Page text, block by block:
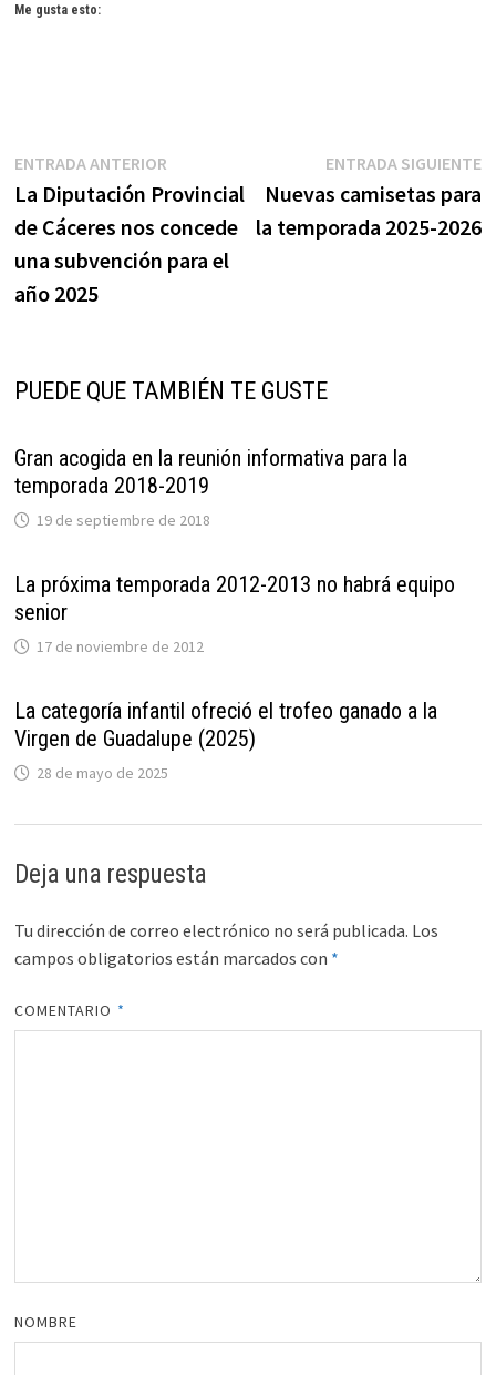
Me gusta esto:
Navegación
de
entradas
ENTRADA ANTERIOREntrada
anterior:
La Diputación Provincial
de Cáceres nos concede
una subvención para el
año 2025
ENTRADA SIGUIENTE
Nuevas camisetas para
la temporada 2025-2026
PUEDE QUE TAMBIÉN TE GUSTE
Gran acogida en la reunión informativa para la
temporada 2018-2019
19 de septiembre de 2018
La próxima temporada 2012-2013 no habrá equipo
senior
17 de noviembre de 2012
La categoría infantil ofreció el trofeo ganado a la
Virgen de Guadalupe (2025)
28 de mayo de 2025
Deja una respuesta
Tu dirección de correo electrónico no será publicada. Los
campos obligatorios están marcados con *
COMENTARIO *
NOMBRE